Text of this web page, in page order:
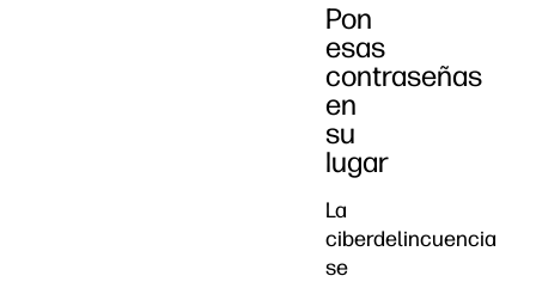
Pon
esas
contraseñas
en
su
lugar
La
ciberdelincuencia
se